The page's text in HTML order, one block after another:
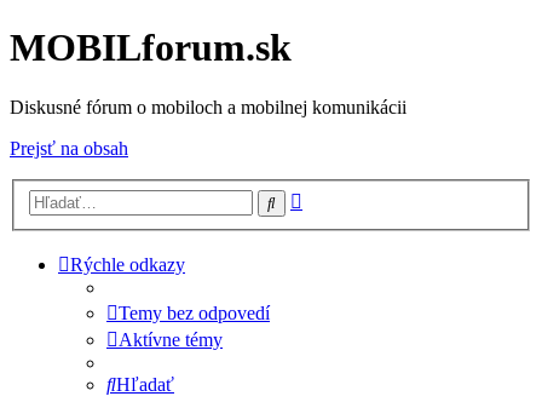
MOBILforum.sk
Diskusné fórum o mobiloch a mobilnej komunikácii
Prejsť na obsah
Hľadať
Rýchle odkazy
Temy bez odpovedí
Aktívne témy
Hľadať